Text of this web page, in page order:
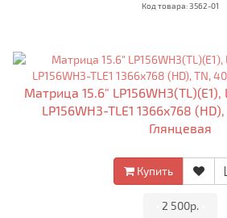
Код товара: 3562-01
Матрица 15.6" LP156WH3(TL)(E1),
LP156WH3-TLE1 1366x768
Глянцевая
Купить
2 500р.